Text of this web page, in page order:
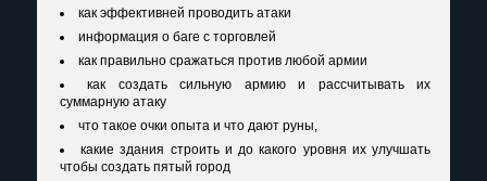
как эффективней проводить атаки
информация о баге с торговлей
как правильно сражаться против любой армии
как создать сильную армию и рассчитывать их
суммарную атаку
что такое очки опыта и что дают руны,
какие здания строить и до какого уровня их улучшать
чтобы создать пятый город